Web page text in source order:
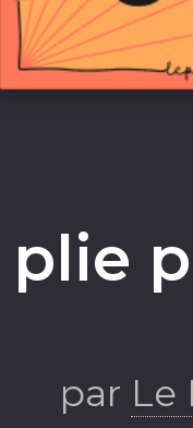
plie
par Le